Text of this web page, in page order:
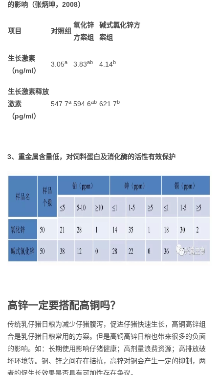
的影响（张炳坤，2008）
项目 对照组
氧化锌
方案组
碱式氯化锌方
案组
生长激素
（ng/ml）
3.05a 3.83ab 4.14b
生长激素释放
激素
（pg/ml）
547.7a 594.6ab 621.7b
3、重金属含量低，对饲料蛋白及消化酶的活性有效保护
高锌一定要搭配高铜吗？
传统乳仔猪日粮为减少仔猪腹泻，促进仔猪快速生长，高铜高锌组
合是乳仔猪日粮常用的方案。但是高铜高锌日粮也带来很多的负面
的影响。如：长期使用影响仔猪健康；高剂量浪费资源；高排放破
坏环境等。铜、锌之间存在拮抗，高锌对铜会产生一定的抑制，两
者的促生长效果是否具有可加性存在争议。